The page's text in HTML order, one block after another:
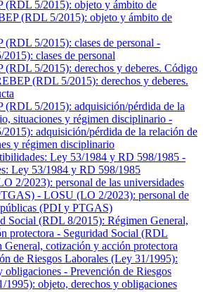
(RDL 5/2015): objeto y ámbito de
(RDL 5/2015): objeto y ámbito de
(RDL 5/2015): clases de personal -
clases de personal
(RDL 5/2015): derechos y deberes. Código
(RDL 5/2015): derechos y deberes.
(RDL 5/2015): adquisición/pérdida de la
situaciones y régimen disciplinario -
adquisición/pérdida de la relación de
y régimen disciplinario
Ley 53/1984 y RD 598/1985 -
Ley 53/1984 y RD 598/1985
2/2023): personal de las universidades
- LOSU (LO 2/2023): personal de
(PDI y PTGAS)
Social (RDL 8/2015): Régimen General,
protectora - Seguridad Social (RDL
General, cotización y acción protectora
de Riesgos Laborales (Ley 31/1995):
obligaciones - Prevención de Riesgos
1995): objeto, derechos y obligaciones